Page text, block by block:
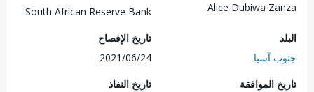
Alice Dubiwa
South African Reserve Bank
آسيا
تاريخ الإفصاح
2021/06/24
الموافقة
تاريخ النفاذ